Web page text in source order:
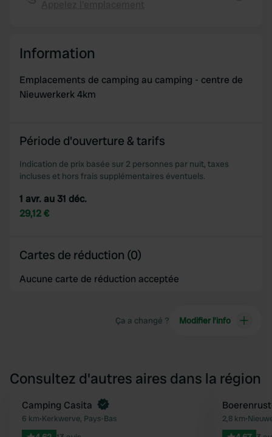
provided to them or that they’ve collected from your use
Information
Emplacements de camping au camping - centre de
Nieuwerkerk 4km
Période d'ouverture & tarifs
Indication de prix basée sur 2 personnes par nuit, taxes
incluses et hors frais supplémentaires éventuels.
1 avr. au 31 déc.
29,12 €
Cartes de réduction (0)
Aucune carte de réduction acceptée
Ça a changé ? Modifier l’info
Consultez d'autres aires dans la région
Préféré
Reserve maintenant
Camping Casita
6 km•Kerkwerve, Pays-Bas 2,8 km•